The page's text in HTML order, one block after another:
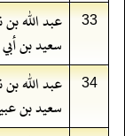
33 عبد الله بن
سعيد بن
34 عبد الله بن
سعيد بن